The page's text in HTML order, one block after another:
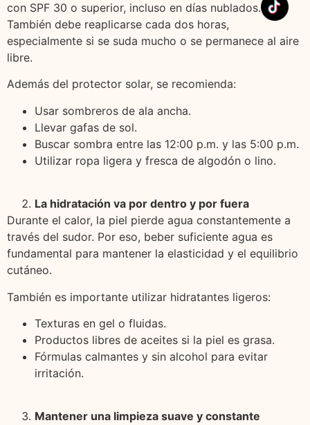
con SPF 30 o superior, incluso en días nublados.
También debe reaplicarse cada dos horas,
especialmente si se suda mucho o se permanece al aire
libre.
Además del protector solar, se recomienda:
Usar sombreros de ala ancha.
Llevar gafas de sol.
Buscar sombra entre las 12:00 p.m. y las 5:00 p.m.
Utilizar ropa ligera y fresca de algodón o lino.
La hidratación va por dentro y por fuera
Durante el calor, la piel pierde agua constantemente a
través del sudor. Por eso, beber suficiente agua es
fundamental para mantener la elasticidad y el equilibrio
cutáneo.
También es importante utilizar hidratantes ligeros:
Texturas en gel o fluidas.
Productos libres de aceites si la piel es grasa.
Fórmulas calmantes y sin alcohol para evitar
irritación.
Mantener una limpieza suave y constante